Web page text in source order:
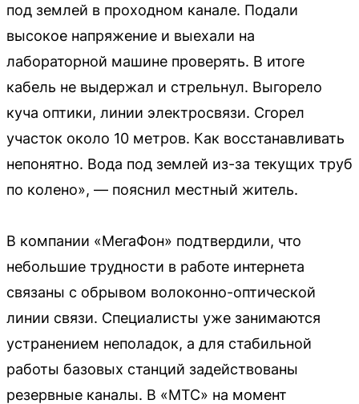
под землей в проходном канале. Подали
высокое напряжение и выехали на
лабораторной машине проверять. В итоге
кабель не выдержал и стрельнул. Выгорело
куча оптики, линии электросвязи. Сгорел
участок около 10 метров. Как восстанавливать
непонятно. Вода под землей из-за текущих труб
по колено», — пояснил местный житель.
В компании «МегаФон» подтвердили, что
небольшие трудности в работе интернета
связаны с обрывом волоконно-оптической
линии связи. Специалисты уже занимаются
устранением неполадок, а для стабильной
работы базовых станций задействованы
резервные каналы. В «МТС» на момент